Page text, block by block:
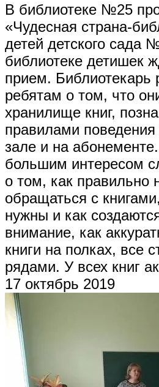
В библиотеке №25
«Чудесная страна-
детей детского сада
библиотеке детишек
прием. Библиотекарь
ребятам о том, что
хранилище книг,
правилами
зале и на
большим интересом
о том, как правильно
обращаться с
нужны и как
внимание, как
книги на полках, все
рядами. У всех книг
17 октябрь 2019